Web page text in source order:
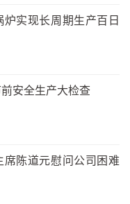
实现长周期生产百日
安全生产大检查
席陈道元慰问公司困难